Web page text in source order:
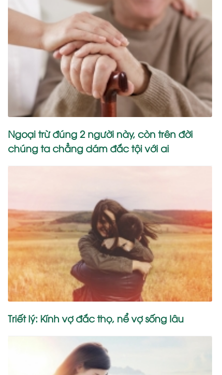
Ngoại trừ đúng 2 người này, còn trên đời
chúng ta chẳng dám đắc tội với ai
Triết lý: Kính vợ đắc thọ, nể vợ sống lâu